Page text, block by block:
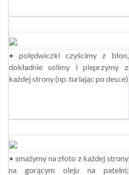
• polędwiczki czyścimy z błon,
dokładnie solimy i pieprzymy z
każdej strony (np. turlając po desce)
• smażymy na złoto z każdej strony
na gorącym oleju na patelni;